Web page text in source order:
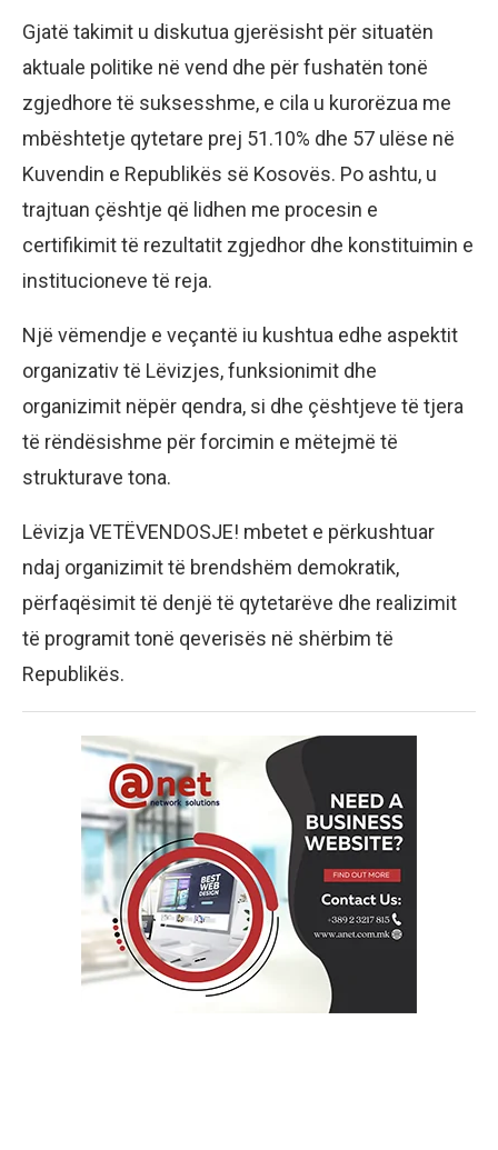
Gjatë takimit u diskutua gjerësisht për situatën
aktuale politike në vend dhe për fushatën tonë
zgjedhore të suksesshme, e cila u kurorëzua me
mbështetje qytetare prej 51.10% dhe 57 ulëse në
Kuvendin e Republikës së Kosovës. Po ashtu, u
trajtuan çështje që lidhen me procesin e
certifikimit të rezultatit zgjedhor dhe konstituimin e
institucioneve të reja.
Një vëmendje e veçantë iu kushtua edhe aspektit
organizativ të Lëvizjes, funksionimit dhe
organizimit nëpër qendra, si dhe çështjeve të tjera
të rëndësishme për forcimin e mëtejmë të
strukturave tona.
Lëvizja VETËVENDOSJE! mbetet e përkushtuar
ndaj organizimit të brendshëm demokratik,
përfaqësimit të denjë të qytetarëve dhe realizimit
të programit tonë qeverisës në shërbim të
Republikës.